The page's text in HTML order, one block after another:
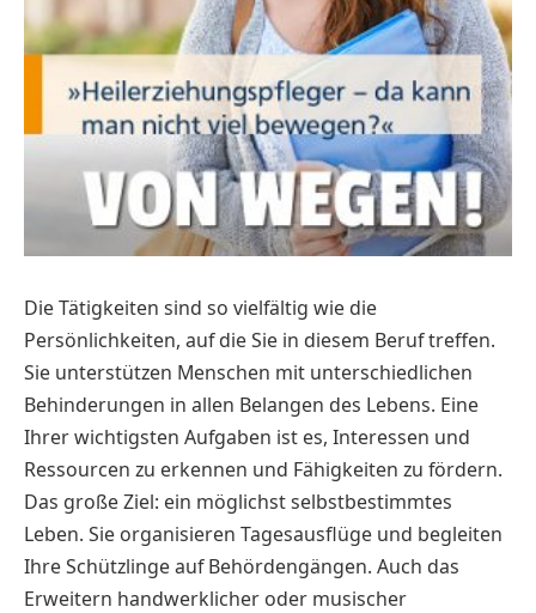
Die Tätigkeiten sind so vielfältig wie die
Persönlichkeiten, auf die Sie in diesem Beruf treffen.
Sie unterstützen Menschen mit unterschiedlichen
Behinderungen in allen Belangen des Lebens. Eine
Ihrer wichtigsten Aufgaben ist es, Interessen und
Ressourcen zu erkennen und Fähigkeiten zu fördern.
Das große Ziel: ein möglichst selbstbestimmtes
Leben. Sie organisieren Tagesausflüge und begleiten
Ihre Schützlinge auf Behördengängen. Auch das
Erweitern handwerklicher oder musischer